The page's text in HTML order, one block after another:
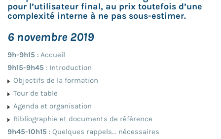
pour l’utilisateur final, au prix toutefois d’une
complexité interne à ne pas sous-estimer.
6 novembre 2019
9h-9h15 : Accueil
9h15-9h45 : Introduction
Objectifs de la formation
Tour de table
Agenda et organisation
Bibliographie et documents de référence
9h45-10h15 : Quelques rappels... nécessaires